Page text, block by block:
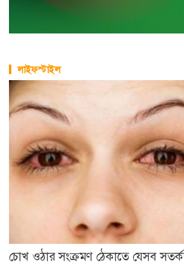
লাইফস্টাইল
চোখ ওঠার সংক্রমণ ঠেকাতে যেসব